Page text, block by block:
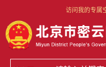
访问我的专属